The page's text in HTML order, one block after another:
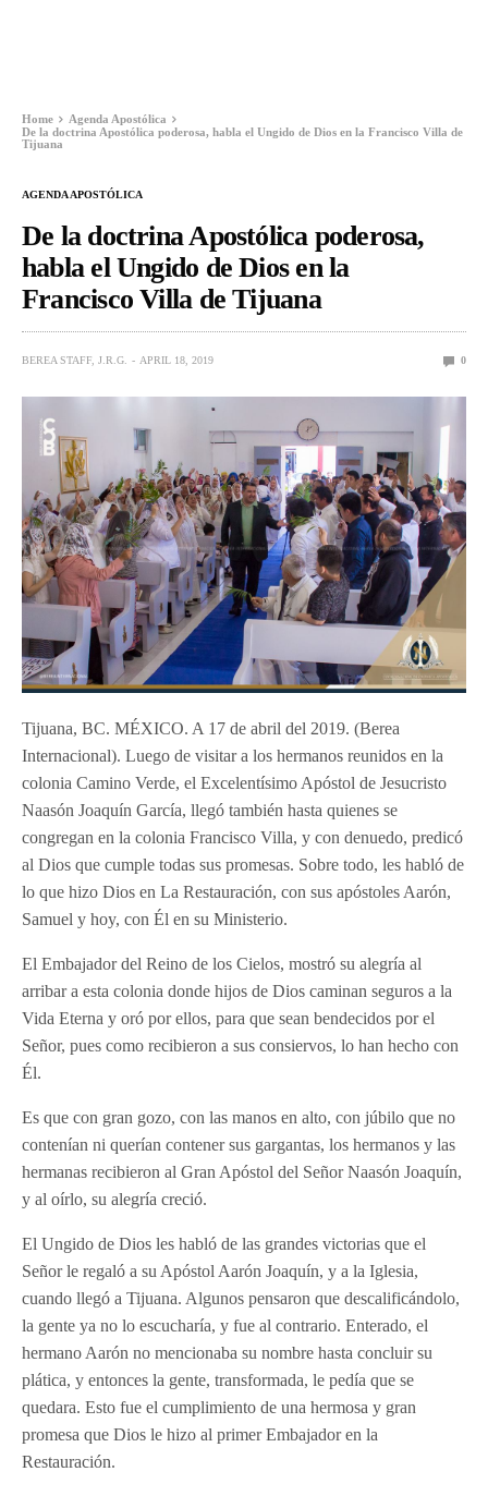
Home
Agenda Apostólica
De la doctrina Apostólica poderosa, habla el Ungido de Dios en la Francisco Villa de
Tijuana
AGENDA APOSTÓLICA
De la doctrina Apostólica poderosa,
habla el Ungido de Dios en la
Francisco Villa de Tijuana
BEREA STAFF, J.R.G. APRIL 18, 2019 0
Tijuana, BC. MÉXICO. A 17 de abril del 2019. (Berea
Internacional). Luego de visitar a los hermanos reunidos en la
colonia Camino Verde, el Excelentísimo Apóstol de Jesucristo
Naasón Joaquín García, llegó también hasta quienes se
congregan en la colonia Francisco Villa, y con denuedo, predicó
al Dios quecumple todas sus promesas. Sobre todo, les habló de
lo que hizo Dios en La Restauración, con sus apóstoles Aarón,
Samuel y hoy, con Él en su Ministerio.
El Embajador del Reino de los Cielos, mostró su alegría al
arribar a esta colonia donde hijos de Dios caminan seguros a la
Vida Eterna y oró por ellos, para que sean bendecidos por el
Señor, pues como recibieron a sus consiervos, lo han hecho con
Él.
Es que con gran gozo, con las manos en alto, con júbilo que no
contenían ni querían contener sus gargantas, los hermanos y las
hermanas recibieron al Gran Apóstol del Señor Naasón Joaquín,
y al oírlo, su alegría creció.
El Ungido de Dios les habló de las grandes victorias que el
Señor le regaló a su Apóstol Aarón Joaquín, y a la Iglesia,
cuando llegó a Tijuana. Algunos pensaron que descalificándolo,
la gente ya no lo escucharía, y fue al contrario. Enterado, el
hermano Aarón no mencionaba su nombre hasta concluir su
plática, y entonces la gente, transformada, le pedía que se
quedara. Esto fue el cumplimiento de una hermosa y gran
promesa que Dios le hizo al primer Embajador en la
Restauración.